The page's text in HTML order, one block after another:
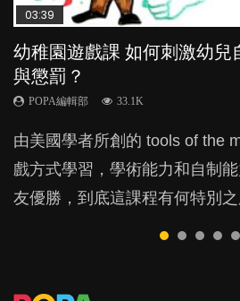
03:39
幼稚園遊戲課 如何刺激幼兒
與懲罰？
POPA編輯部 33.1K
由美國學者所創的 tools of the
戲方式學習，學術能力和自制
友優勝，到底這課程有何特別
04:59
幼兒playgroup真係玩耍中學
月大前上堂不見效果
POPA編輯部 47.1K
現今小朋友的起跑線，愈推愈
的統計數字，但粗略估算，香
期教育中心，但孩子是否愈早上
03:02
老公患產後憂鬱症對BB的影
POPA編輯部
鬱，影響日常生活，嚴重的甚
朋友的念頭。但為何爸爸患上
覺？...
04:18
凡事以BB為中心，就係好爸
的身心虛耗
POPA編輯部 31.5K
父母日夜無間、身心俱疲地照
教養？部份父母更會為了小朋
少出席朋友聚會等等，你以為會
係，有助小朋友成長，但原來
04:06
全職好？在職好？｜全職媽
力與價值
POPA編輯部 25.8K
許多媽媽心底可能都有一刻掙
是在職好。雖說每個家庭都有
因素，但原來全職和在職媽媽所